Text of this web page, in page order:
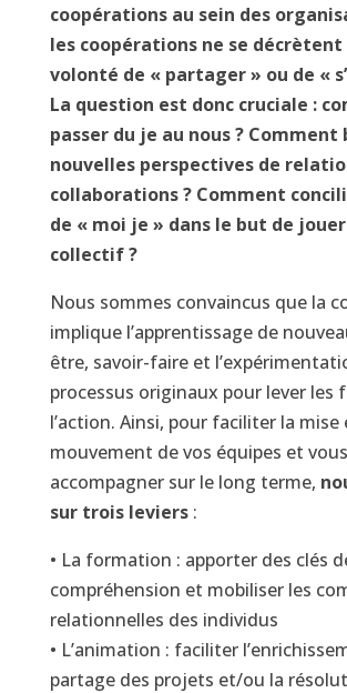
coopérations au sein des
les coopérations ne se décrètent
volonté de « partager » ou de «
La question est donc cruciale :
passer du je au nous ? Comment
nouvelles perspectives de
collaborations ? Comment
de « moi je » dans le but de
collectif ?
Nous sommes convaincus que la
implique l’apprentissage de
être, savoir-faire et
processus originaux pour lever les
l’action. Ainsi, pour faciliter la mise
mouvement de vos équipes et vous
accompagner sur le long terme,
sur trois leviers:
• La formation : apporter des clés
compréhension et mobiliser les
relationnelles des individus
• L’animation : faciliter
partage des projets et/ou la